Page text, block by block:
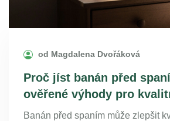
od Magdalena Dvořáková
Proč jíst banán před
ověřené výhody pro
Banán před spaním může zlepšit